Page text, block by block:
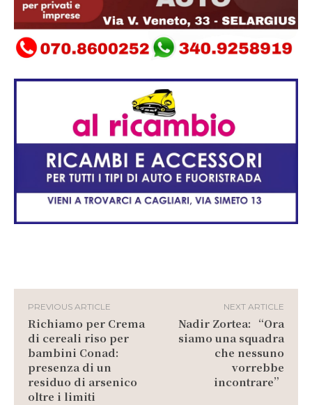
PREVIOUS ARTICLE
Richiamo per Crema
di cereali riso per
bambini Conad:
presenza di un
residuo di arsenico
oltre i limiti
NEXT ARTICLE
Nadir Zortea: “Ora
siamo una squadra
che nessuno
vorrebbe
incontrare”